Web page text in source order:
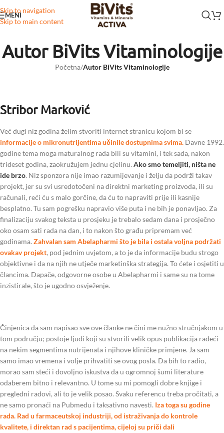
Skip to navigation
Skip to main content
MENI
Autor BiVits Vitaminologije
Početna/Autor BiVits Vitaminologije
Stribor Marković
Već dugi niz godina želim stvoriti internet stranicu kojom bi se
informacije o mikronutrijentima učinile dostupnima svima. Davne 1992.
godine tema moga maturalnog rada bili su vitamini, i tek sada, nakon
trideset godina, zaokružujem jednu cjelinu. Ako smo temeljiti, ništa ne
ide brzo. Niz sponzora nije imao razumijevanje i želju da podrži takav
projekt, jer su svi usredotočeni na direktni marketing proizvoda, ili su
računali, reći ću s malo gorčine, da ću to napraviti prije ili kasnije
besplatno. Tu sam pogrešku napravio više puta i ne bih je ponavljao. Za
finalizaciju svakog teksta u prosjeku je trebalo sedam dana i prosječno
oko osam sati rada na dan, i to nakon što građu pripremam već
godinama. Zahvalan sam Abelapharmi što je bila i ostala voljna podržati
ovakav projekt, pod jednim uvjetom, a to je da informacije budu strogo
objektivne i da na njih ne utječe marketinška strategija. To ćete i osjetiti u
člancima. Dapače, odgovorne osobe u Abelapharmi i same su na tome
inzistirale, što je ugodno osvježenje.
Činjenica da sam napisao sve ove članke ne čini me nužno stručnjakom u
tom području; postoje ljudi koji su stvorili velik opus publikacija radeći
na nekim segmentima nutrijenata i njihove kliničke primjene. Ja sam
samo imao vremena i volje prihvatiti se ovog posla. Da bih to radio,
morao sam steći i dovoljno iskustva da u ogromnoj šumi literature
odaberem bitno i relevantno. U tome su mi pomogli dobre knjige i
pregledni radovi, ali to je velik posao. Svaku referencu treba pročitati, a
ne samo pronaći na Pubmedu i taksativno navesti. Iza toga su godine
rada. Rad u farmaceutskoj industriji, od istraživanja do kontrole
kvalitete, i direktan rad s pacijentima, cijeloj su priči dali